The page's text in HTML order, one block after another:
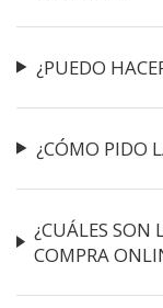
¿PUEDO
¿CÓMO PIDO
¿CUÁLES SON
COMPRA